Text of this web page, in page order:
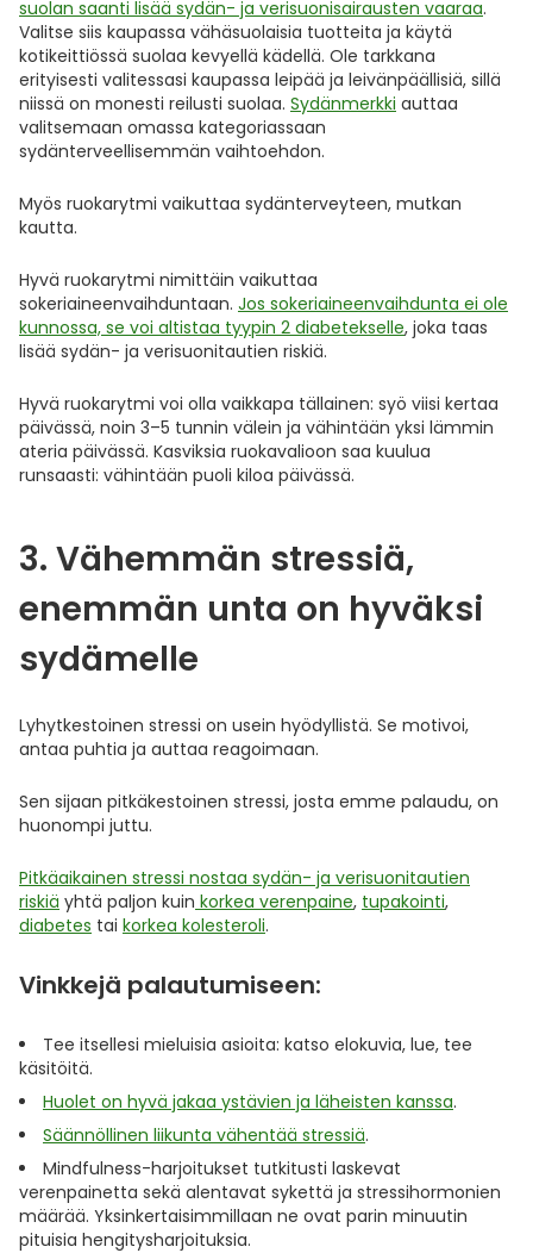
suolan saanti lisää sydän- ja verisuonisairausten vaaraa.
Valitse siis kaupassa vähäsuolaisia tuotteita ja käytä
kotikeittiössä suolaa kevyellä kädellä. Ole tarkkana
erityisesti valitessasi kaupassa leipää ja leivänpäällisiä, sillä
niissä on monesti reilusti suolaa. Sydänmerkki auttaa
valitsemaan omassa kategoriassaan
sydänterveellisemmän vaihtoehdon.
Myös ruokarytmi vaikuttaa sydänterveyteen, mutkan
kautta.
Hyvä ruokarytmi nimittäin vaikuttaa
sokeriaineenvaihduntaan. Jos sokeriaineenvaihdunta ei ole
kunnossa, se voi altistaa tyypin 2 diabetekselle, joka taas
lisää sydän- ja verisuonitautien riskiä.
Hyvä ruokarytmi voi olla vaikkapa tällainen: syö viisi kertaa
päivässä, noin 3–5 tunnin välein ja vähintään yksi lämmin
ateria päivässä. Kasviksia ruokavalioon saa kuulua
runsaasti: vähintään puoli kiloa päivässä.
3. Vähemmän stressiä,
enemmän unta on hyväksi
sydämelle
Lyhytkestoinen stressi on usein hyödyllistä. Se motivoi,
antaa puhtia ja auttaa reagoimaan.
Sen sijaan pitkäkestoinen stressi, josta emme palaudu, on
huonompi juttu.
Pitkäaikainen stressi nostaa sydän- ja verisuonitautien
riskiä yhtä paljon kuin korkea verenpaine, tupakointi,
diabetes tai korkea kolesteroli.
Vinkkejä palautumiseen:
Tee itsellesi mieluisia asioita: katso elokuvia, lue, tee
käsitöitä.
Huolet on hyvä jakaa ystävien ja läheisten kanssa.
Säännöllinen liikunta vähentää stressiä.
Mindfulness-harjoitukset tutkitusti laskevat
verenpainetta sekä alentavat sykettä ja stressihormonien
määrää. Yksinkertaisimmillaan ne ovat parin minuutin
pituisia hengitysharjoituksia.